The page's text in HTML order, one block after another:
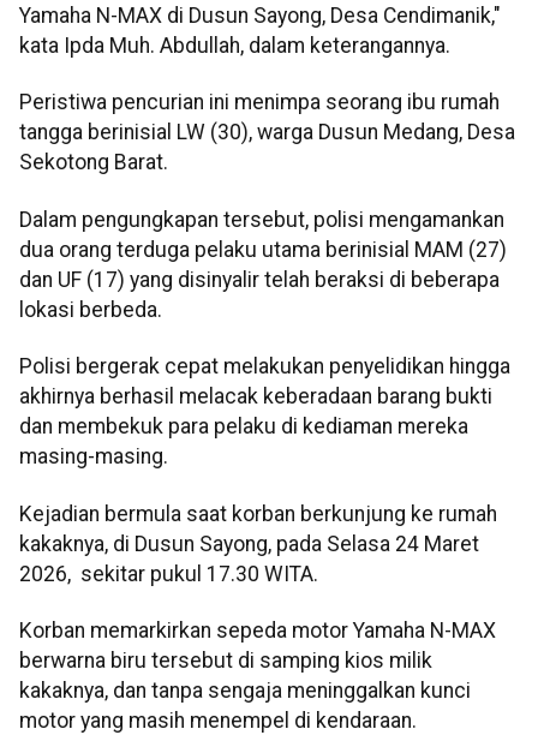
Yamaha N-MAX di Dusun Sayong, Desa Cendimanik,"
kata Ipda Muh. Abdullah, dalam keterangannya.
Peristiwa pencurian ini menimpa seorang ibu rumah
tangga berinisial LW (30), warga Dusun Medang, Desa
Sekotong Barat.
Dalam pengungkapan tersebut, polisi mengamankan
dua orang terduga pelaku utama berinisial MAM (27)
dan UF (17) yang disinyalir telah beraksi di beberapa
lokasi berbeda.
Polisi bergerak cepat melakukan penyelidikan hingga
akhirnya berhasil melacak keberadaan barang bukti
dan membekuk para pelaku di kediaman mereka
masing-masing.
Kejadian bermula saat korban berkunjung ke rumah
kakaknya, di Dusun Sayong, pada Selasa 24 Maret
2026, sekitar pukul 17.30 WITA.
Korban memarkirkan sepeda motor Yamaha N-MAX
berwarna biru tersebut di samping kios milik
kakaknya, dan tanpa sengaja meninggalkan kunci
motor yang masih menempel di kendaraan.